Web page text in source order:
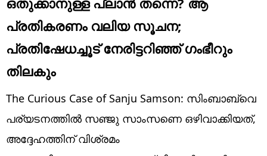
Education
Sports
Lifestyle
world
Technology
പ്രതികരണം വലിയ സൂചന;
പ്രതിഷേധച്ചൂട് നേരിട്ടറിഞ്ഞ് ഗംഭീറും
തിലകും
The Curious Case of Sanju Samson: സിംബാബ്‌വെ
പര്യടനത്തില്‍ സഞ്ജു സാംസണെ ഒഴിവാക്കിയത്,
അദ്ദേഹത്തിന് വിശ്രമം